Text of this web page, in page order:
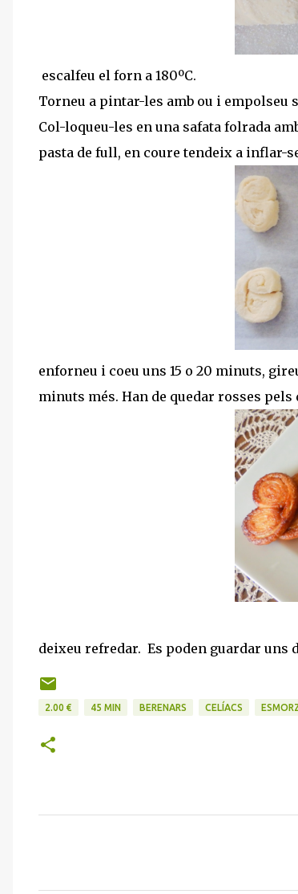
escalfeu el forn a 180ºC.
Torneu a pintar-les amb ou i empolseu
Col-loqueu-les en una safata folrada
pasta de full, en coure tendeix a inflar-
enforneu i coeu uns 15 o 20 minuts,
minuts més. Han de quedar rosses pels
deixeu refredar. Es poden guardar uns
2.00 € 45 MIN BERENARS CELÍACS